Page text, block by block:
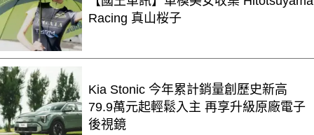
Racing 真山桜子
Kia Stonic 今年累計銷量創歷史新高
79.9萬元起輕鬆入主 再享升級原廠電子
後視鏡